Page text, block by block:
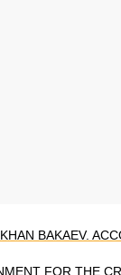
BAKAEV.
FOR THE